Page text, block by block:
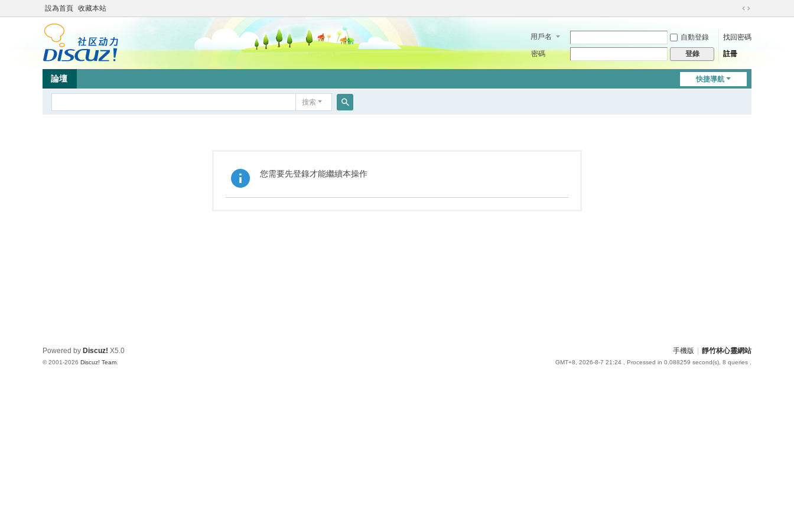
設為首頁 收藏本站
切
到
用戶名 自動登錄
找回密碼
密碼
登錄 註冊
快捷導航
論壇
搜索
您需要先登錄才能繼續本操作
手機版 靜竹林心靈網站
GMT+8, 2026-8-7 21:24 , Processed in 0.088259 second(s), 8 queries .
Powered by Discuz! X5.0
© 2001-2026 Discuz! Team